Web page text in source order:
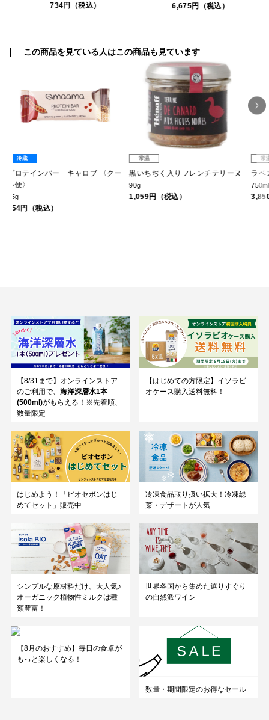
6,675円（税込）
この商品を見ている人はこの商品も見ています
クー 黒いちぢく入りフレンチテリーヌ ラベントス ブラン ド ブラン
3,850円（税込）
【8/31まで】オンラインストア
のご利用で、 海洋深層水1本
(500ml)がもらえる！※先着順、
数量限定
【はじめての方限定】イソラビ
オケース購入送料無料！
はじめよう！「ビオセボンはじ
めてセット」販売中
冷凍食品取り扱い拡大！冷凍総
菜・デザートが人気
シンプルな原材料だけ。大人気♪
オーガニック植物性ミルクは種
類豊富！
世界各国から集めた選りすぐり
の自然派ワイン
【8月のおすすめ】毎日の食卓が
もっと楽しくなる！
数量・期間限定のお得なセール